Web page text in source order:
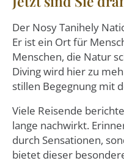
Der Nosy Tanihely
Er ist ein Ort für
Menschen, die Natur
Diving wird hier zu
stillen Begegnung mit
Viele Reisende
lange nachwirkt.
durch Sensationen,
bietet dieser